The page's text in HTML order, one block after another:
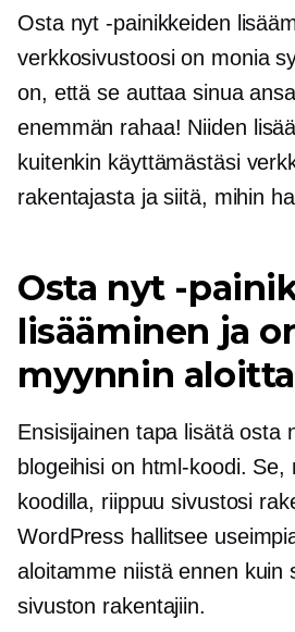
Osta nyt -painikkeiden
verkkosivustoosi on monia
on, että se auttaa sinua
enemmän rahaa! Niiden
kuitenkin käyttämästäsi
rakentajasta ja siitä, mihin
Osta nyt -
lisääminen ja
myynnin
Ensisijainen tapa lisätä osta
blogeihisi on html-koodi. Se,
koodilla, riippuu sivustosi
WordPress hallitsee
aloitamme niistä ennen kuin
sivuston rakentajiin.